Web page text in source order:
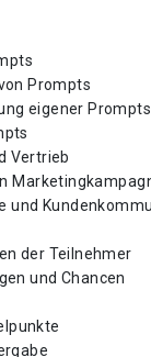
Prompts
eigener Prompts
Vertrieb
und
der Teilnehmer
und Chancen